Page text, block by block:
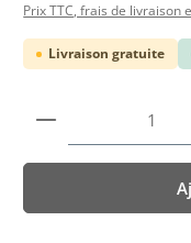
Prix TTC, frais de livraison
Livraison gratuite
Quantité de